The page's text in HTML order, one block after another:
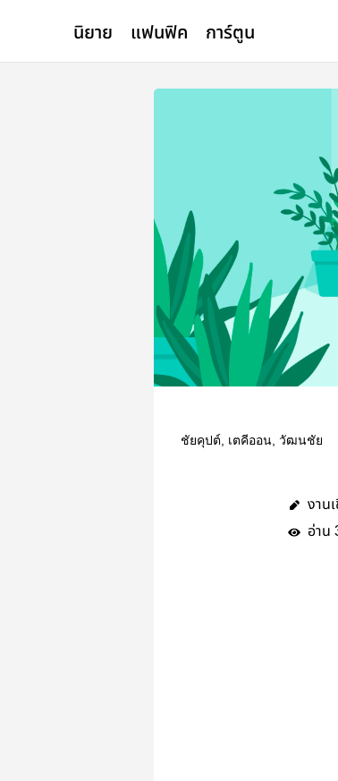
นิยาย แฟนฟิค การ์ตูน
ชัยคุปต์, เตคีออน, วัฒนชัย
งาน
อ่าน